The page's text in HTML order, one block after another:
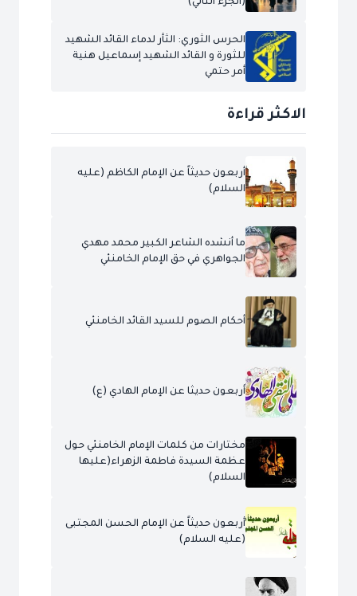
(الجزء الثاني)
الحرس الثوري: الثأر لدماء القائد الشهيد
للثورة و القائد الشهيد إسماعيل هنية
أمر حتمي
الاكثر قراءة
أربعون حديثاً عن الإمام الكاظم (عليه
السلام)
ما أنشده الشاعر الكبير محمد مهدي
الجواهري في حق الإمام الخامنئي
أحكام الصوم للسيد القائد الخامنئي
أربعون حديثا عن الإمام الهادي (ع)
مختارات من كلمات الإمام الخامنئي حول
عظمة السيدة فاطمة الزهراء(عليها
السلام)
أربعون حديثاً عن الإمام الحسن المجتبى
(عليه السلام)